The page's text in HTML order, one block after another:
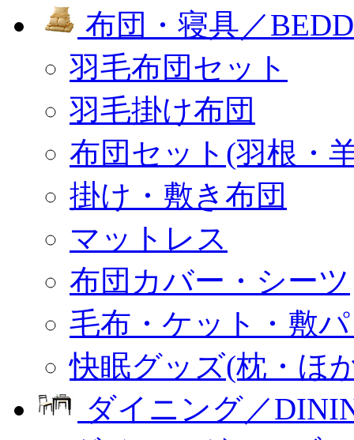
布団・寝具／
羽毛布団セット
羽毛掛け布団
布団セット(羽根・
掛け・敷き布団
マットレス
布団カバー・シーツ
毛布・ケット・敷
快眠グッズ(枕・ほ
ダイニング／